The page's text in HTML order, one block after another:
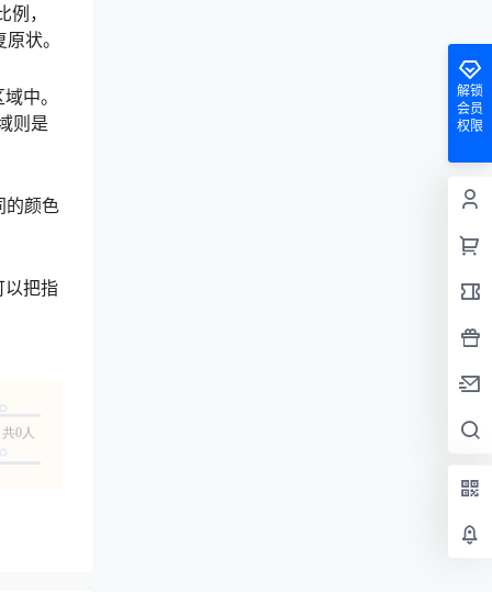
，
状。
中。
则是
的颜色
以把指
共0人
解锁
会员
权限